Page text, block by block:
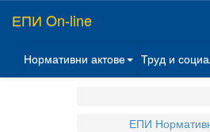
ЕПИ On-line
Нормативни актове Труд и
ЕПИ